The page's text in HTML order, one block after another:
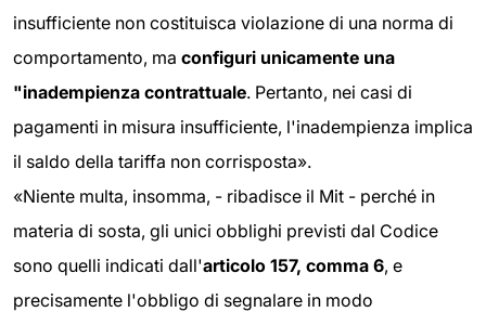
insufficiente non costituisca violazione di una norma di
comportamento, ma configuri unicamente una
"inadempienza contrattuale. Pertanto, nei casi di
pagamenti in misura insufficiente, l'inadempienza implica
il saldo della tariffa non corrisposta».
«Niente multa, insomma, - ribadisce il Mit - perché in
materia di sosta, gli unici obblighi previsti dal Codice
sono quelli indicati dall'articolo 157, comma 6, e
precisamente l'obbligo di segnalare in modo